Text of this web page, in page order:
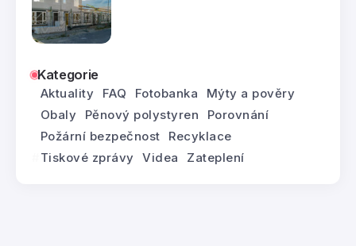
Kategorie
Aktuality FAQ Fotobanka
Mýty a pověry
Obaly
Pěnový polystyren
Porovnání
Požární bezpečnost
Recyklace
Tiskové zprávy
Videa Zateplení